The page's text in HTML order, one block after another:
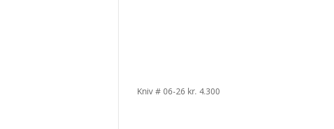
Kniv # 06-26 kr. 4.300